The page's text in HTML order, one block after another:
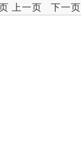
上一页 下一页